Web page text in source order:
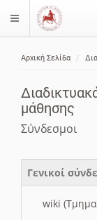
$langMenu
Αρχική Σελίδα
μάθησης
Σύνδεσμοι
Γενικοί
wiki